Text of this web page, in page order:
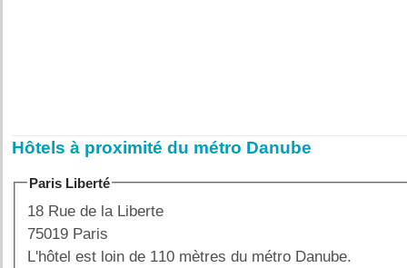
Hôtels à proximité du métro Danube
Paris Liberté
18 Rue de la Liberte
75019 Paris
L'hôtel est loin de 110 mètres du métro Danube.